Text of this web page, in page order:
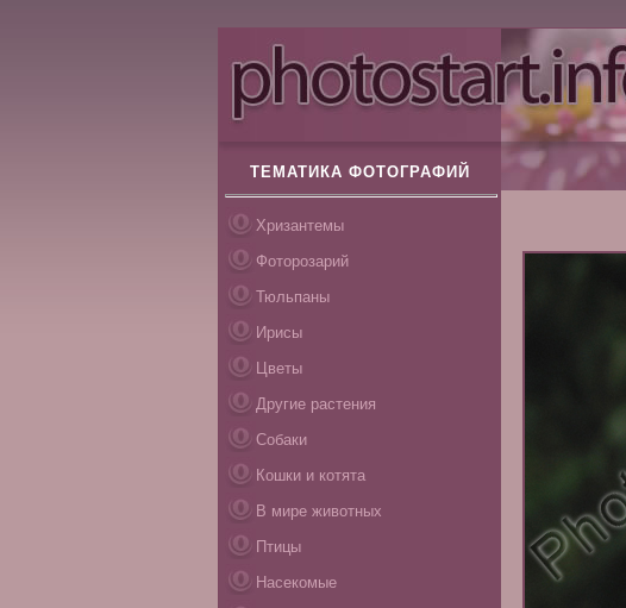
ТЕМАТИКА ФОТОГРАФИЙ
Хризантемы
Фоторозарий
Тюльпаны
Ирисы
Цветы
Другие растения
Собаки
Кошки и котята
В мире животных
Птицы
Насекомые